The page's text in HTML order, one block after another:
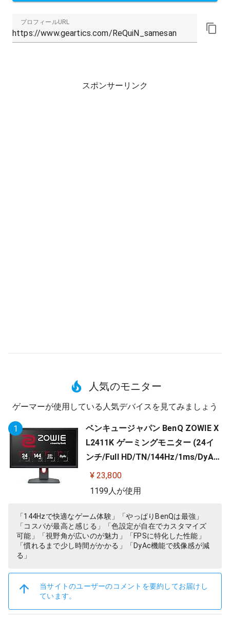
プロフィールURL
スポンサーリンク
人気のモニター
ゲーマーが使用している人気デバイスを見てみましょう
1
ベンキュージャパン BenQ ZOWIE X
L2411K ゲーミングモニター (24イ
ンチ/Full HD/TN/144Hz/1ms/DyAc/
小さめ台座/OSDメニュー/指一本で
高さ調整)
¥ 23,800
1199人が使用
「144Hzで快適なゲーム体験」「やっぱりBenQは最強」
「コスパが最高と感じる」「色設定が自在でカスタマイズ
可能」「視野角が広いのが魅力」「FPSに特化した性能」
「慣れるまで少し時間がかかる」「DyAc機能で残像感が減
る」
当サイトのユーザーのコメントを要約してお届けし
ています。